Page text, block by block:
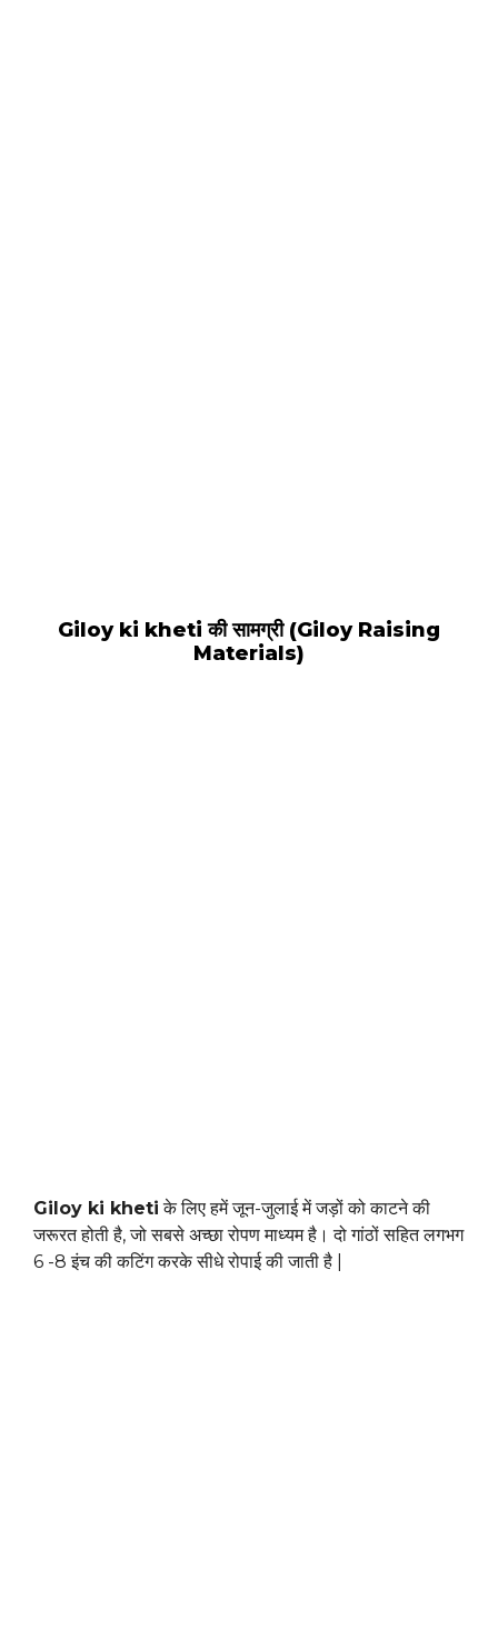
Giloy ki kheti की सामग्री (Giloy Raising
Materials)
Giloy ki kheti के लिए हमें जून-जुलाई में जड़ों को काटने की
जरूरत होती है, जो सबसे अच्छा रोपण माध्यम है। दो गांठों सहित लगभग
6 -8 इंच की कटिंग करके सीधे रोपाई की जाती है |